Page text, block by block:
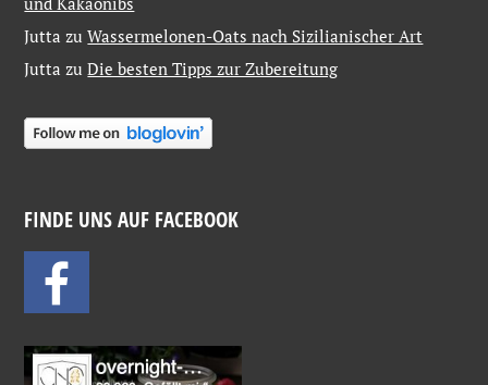
Jutta zuWassermelonen-Oats nach Sizilianischer Art
Jutta zuDie besten Tipps zur Zubereitung
FINDE UNS AUF FACEBOOK